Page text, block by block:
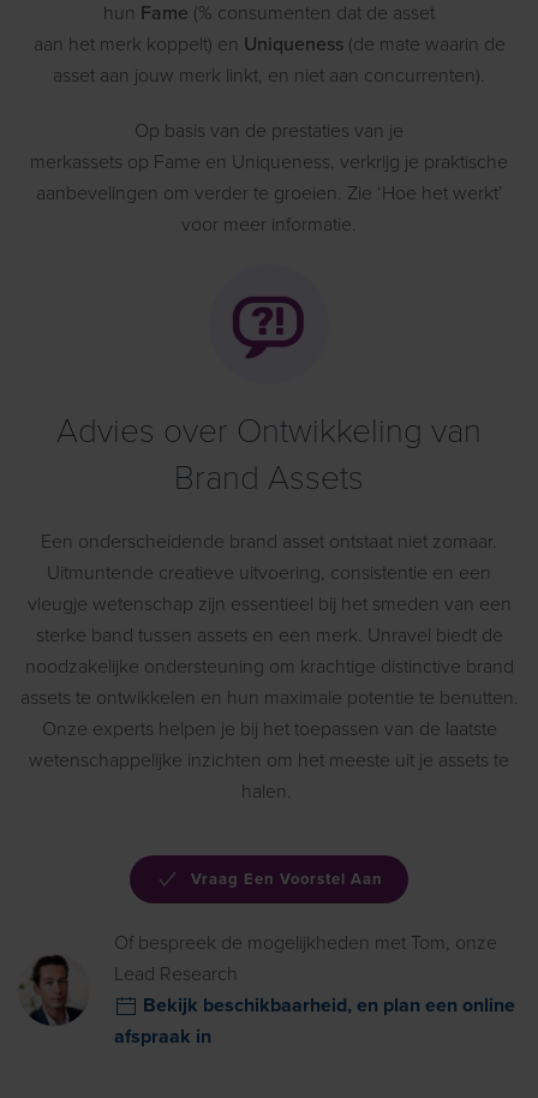
hun Fame (% consumenten dat de asset
aan het merk koppelt) en Uniqueness (de mate waarin de
asset aan jouw merk linkt, en niet aan concurrenten).
Op basis van de prestaties van je
merkassets op Fame en Uniqueness, verkrijg je praktische
aanbevelingen om verder te groeien. Zie ‘Hoe het werkt’
voor meer informatie.
Advies over Ontwikkeling van
Brand Assets
Een onderscheidende brand asset ontstaat niet zomaar.
Uitmuntende creatieve uitvoering, consistentie en een
vleugje wetenschap zijn essentieel bij het smeden van een
sterke band tussen assets en een merk. Unravel biedt de
noodzakelijke ondersteuning om krachtige distinctive brand
assets te ontwikkelen en hun maximale potentie te benutten.
Onze experts helpen je bij het toepassen van de laatste
wetenschappelijke inzichten om het meeste uit je assets te
halen.
Vraag Een Voorstel Aan
Of bespreek de mogelijkheden met Tom, onze
Lead Research
Bekijk beschikbaarheid, en plan een online
afspraak in